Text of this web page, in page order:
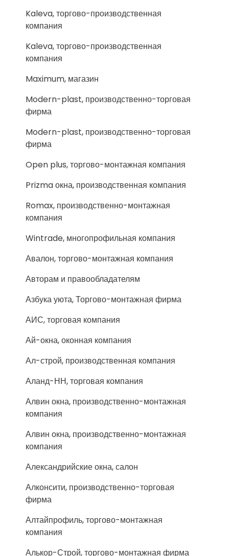
Kaleva, торгово-производственная
компания
Kaleva, торгово-производственная
компания
Maximum, магазин
Modern-plast, производственно-торговая
фирма
Modern-plast, производственно-торговая
фирма
Open plus, торгово-монтажная компания
Prizma окна, производственная компания
Romax, производственно-монтажная
компания
Wintrade, многопрофильная компания
Авалон, торгово-монтажная компания
Авторам и правообладателям
Азбука уюта, Торгово-монтажная фирма
АИС, торговая компания
Ай-окна, оконная компания
Ал-строй, производственная компания
Аланд-НН, торговая компания
Алвин окна, производственно-монтажная
компания
Алвин окна, производственно-монтажная
компания
Александрийские окна, салон
Алконсити, производственно-торговая
фирма
Алтайпрофиль, торгово-монтажная
компания
Алькор-Строй, торгово-монтажная фирма